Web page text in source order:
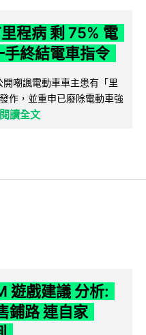
程病 剩 75% 電
終結電車指令
嘲諷電動車車主患有「里
作，並重申已廢除電動車強
閱讀全文
遊戲建議 分析:
鋪路 連自家